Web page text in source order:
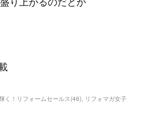
く！リフォームセールス(46) リフォマガ女子